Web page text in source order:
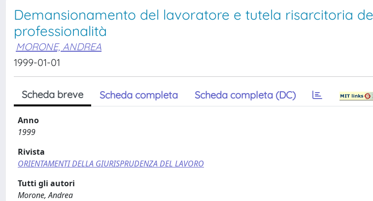
Demansionamento del lavoratore e tutela risarcitoria
professionalità
MORONE, ANDREA
1999-01-01
Scheda breve Scheda completa Scheda completa (DC)
Anno
1999
Rivista
ORIENTAMENTI DELLA GIURISPRUDENZA DEL LAVORO
Tutti gli autori
Morone, Andrea